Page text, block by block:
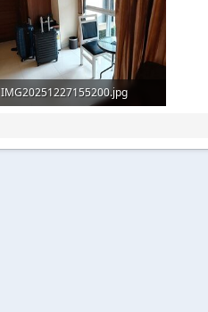
IMG20251227155200.jpg